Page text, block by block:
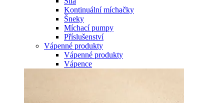
Kontinuální míchačky
Šneky
Míchací pumpy
Příslušenství
Vápenné produkty
Vápenné produkty
Vápence